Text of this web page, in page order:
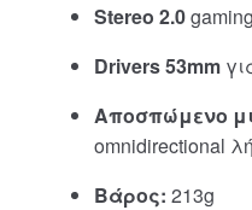
Stereo 2.0
Drivers 53mm
Αποσπώμενο
omnidirectional
Βάρος: 213g